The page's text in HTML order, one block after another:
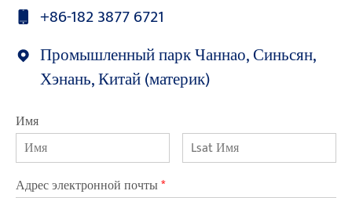
+86-182 3877 6721
Промышленный парк Чаннао, Синьсян,
Хэнань, Китай (материк)
Имя
Адрес электронной почты*